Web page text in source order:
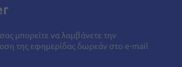
μπορείτε να λαμβάνετε την
της εφημερίδας δωρεάν στο e-mail